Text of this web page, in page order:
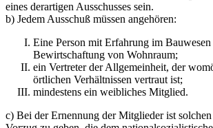
eines derartigen Aus­schusses sein.
b) Jedem Ausschuß müssen angehören:
Eine Person mit Erfahrung im
Bewirtschaftung von Wohnraum;
ein Vertreter der Allgemeinheit, der
örtlichen Verhältnissen vertraut ist;
mindestens ein weibliches Mitglied.
c) Bei der Ernennung der Mitglieder ist solchen